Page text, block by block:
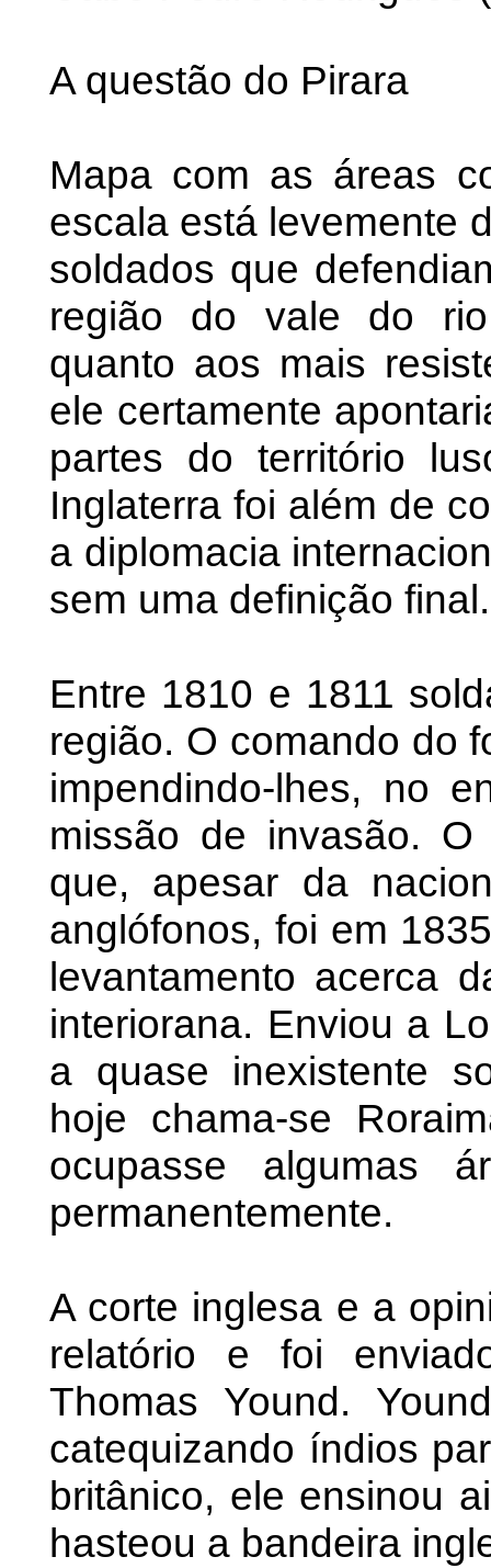
A questão do Pirara
Mapa com as áreas
escala está levemente
soldados que
região do vale do
quanto aos mais
ele certamente
partes do território
Inglaterra foi além de
a diplomacia
sem uma definição final.
Entre 1810 e 1811
região. O comando do
impendindo-lhes, no
missão de invasão. O
que, apesar da
anglófonos, foi em
levantamento acerca
interiorana. Enviou a
a quase inexistente
hoje chama-se
ocupasse algumas
permanentemente.
A corte inglesa e a
relatório e foi
Thomas Yound.
catequizando índios
britânico, ele ensinou
hasteou a bandeira